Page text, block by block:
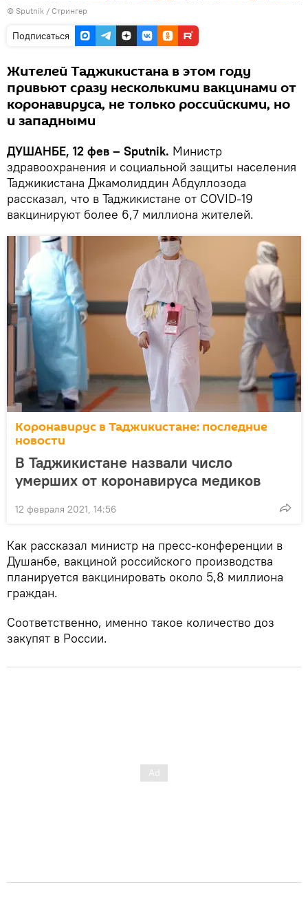
© Sputnik / Стрингер
Подписаться
Жителей Таджикистана в этом году
привьют сразу несколькими вакцинами от
коронавируса, не только российскими, но
и западными
ДУШАНБЕ, 12 фев – Sputnik. Министр
здравоохранения и социальной защиты населения
Таджикистана Джамолиддин Абдуллозода
рассказал, что в Таджикистане от COVID-19
вакцинируют более 6,7 миллиона жителей.
Коронавирус в Таджикистане: последние
новости
В Таджикистане назвали число
умерших от коронавируса медиков
12 февраля 2021, 14:56
Как рассказал министр на пресс-конференции в
Душанбе, вакциной российского производства
планируется вакцинировать около 5,8 миллиона
граждан.
Соответственно, именно такое количество доз
закупят в России.